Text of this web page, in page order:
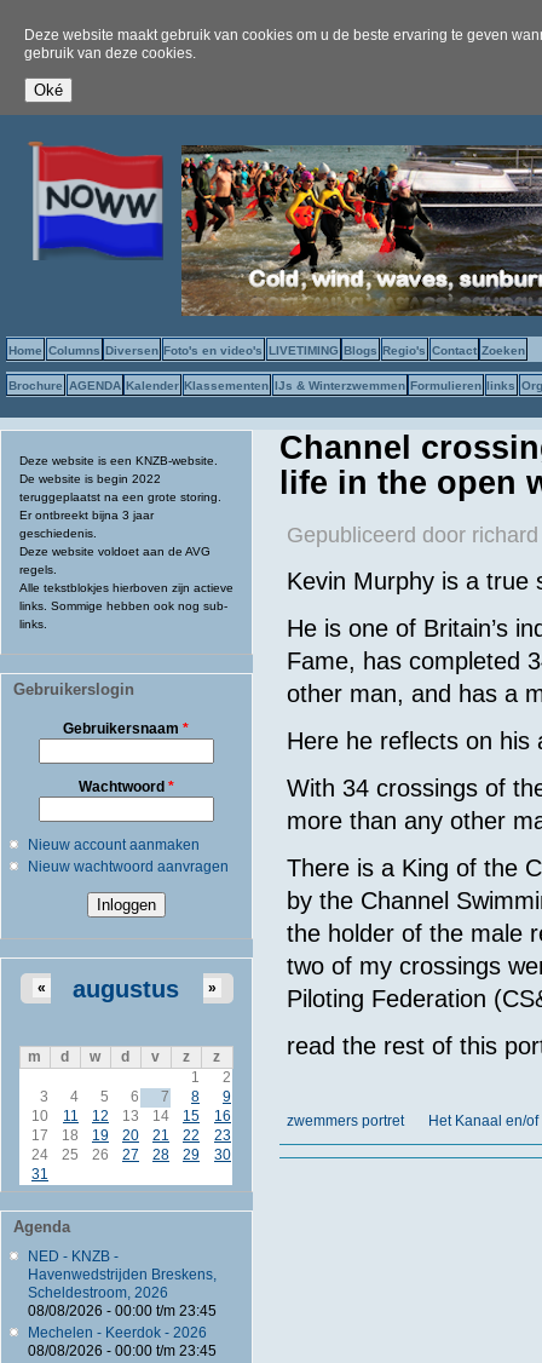
Deze website maakt gebruik van cookies om u de beste ervaring te geven
gebruik van deze cookies.
Home Columns Diversen Foto's en video's LIVETIMING Blogs Regio's Contact Zoeken
Brochure AGENDA Kalender Klassementen IJs & Winterzwemmen Formulieren links
Deze website is een KNZB-website.
De website is begin 2022
teruggeplaatst na een grote storing.
Er ontbreekt bijna 3 jaar
geschiedenis.
Deze website voldoet aan de AVG
regels.
Alle tekstblokjes hierboven zijn actieve
links. Sommige hebben ook nog sub-
links.
Gebruikerslogin
Gebruikersnaam*
Wachtwoord *
Nieuw account aanmaken
Nieuw wachtwoord aanvragen
augustus
« »
m d w d v z
z
1
2
3
4 5 6 7 8
9
10
11 12 13 14 15
16
17
18 19 20 21 22
23
24
25 26 27 28 29
30
31
Agenda
NED - KNZB -
Havenwedstrijden Breskens,
Scheldestroom, 2026
08/08/2026 - 00:00t/m 23:45
Mechelen - Keerdok - 2026
08/08/2026 - 00:00t/m 23:45
Channel
life in the open
Gepubliceerd door
Kevin Murphy is a true
He is one of Britain’s
Fame, has completed
other man, and has a
Here he reflects on
With 34 crossings of
more than any other
There is a King of the
by the Channel
the holder of the male
two of my crossings
Piloting Federation
read the rest of this
zwemmers portret Het Kanaal en/